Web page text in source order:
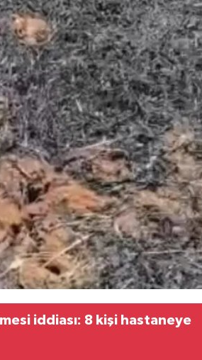
iddiası: 8 kişi hastaneye